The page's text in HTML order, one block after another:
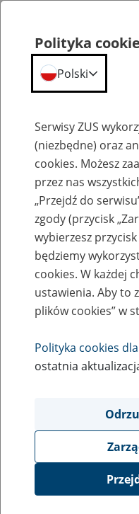
Szkolenia
Zaproś ZUS do
eZUS w
Rodzaj wydarzenia
Szkolenia
Obszar merytoryczny
obsługa klientów
Opis wydarzenia
Platforma Usług
Polityka
Polski
Serwisy ZUS
(niezbędne) oraz
cookies. Możesz
przez nas
„Przejdź do
zgody (przycisk
wybierzesz
będziemy
cookies. W każdej
ustawienia. Aby to
plików cookies” w
Polityka cookies
ostatnia